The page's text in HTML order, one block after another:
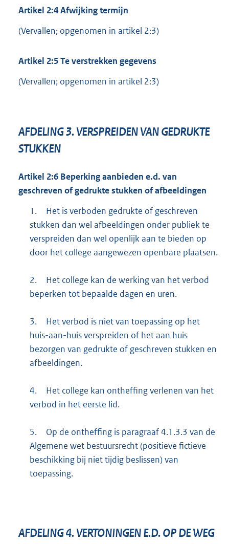
Artikel 2:4Afwijking termijn
(Vervallen; opgenomen in artikel 2:3)
Artikel 2:5Te verstrekken gegevens
(Vervallen; opgenomen in artikel 2:3)
AFDELING 3.VERSPREIDEN VAN GEDRUKTE
STUKKEN
Artikel 2:6 Beperking aanbieden e.d. van
geschreven of gedrukte stukken of afbeeldingen
1.
Het is verboden gedrukte of geschreven
stukken dan wel afbeeldingen onder publiek te
verspreiden dan wel openlijk aan te bieden op
door het college aangewezen openbare plaatsen.
2.
Het college kan de werking van het verbod
beperken tot bepaalde dagen en uren.
3.
Het verbod is niet van toepassing op het
huis-aan-huis verspreiden of het aan huis
bezorgen van gedrukte of geschreven stukken en
afbeeldingen.
4.
Het college kan ontheffing verlenen van het
verbod in het eerste lid.
5.
Op de ontheffing is paragraaf 4.1.3.3 van de
Algemene wet bestuursrecht (positieve fictieve
beschikking bij niet tijdig beslissen) van
toepassing.
AFDELING 4.VERTONINGEN E.D. OP DE WEG